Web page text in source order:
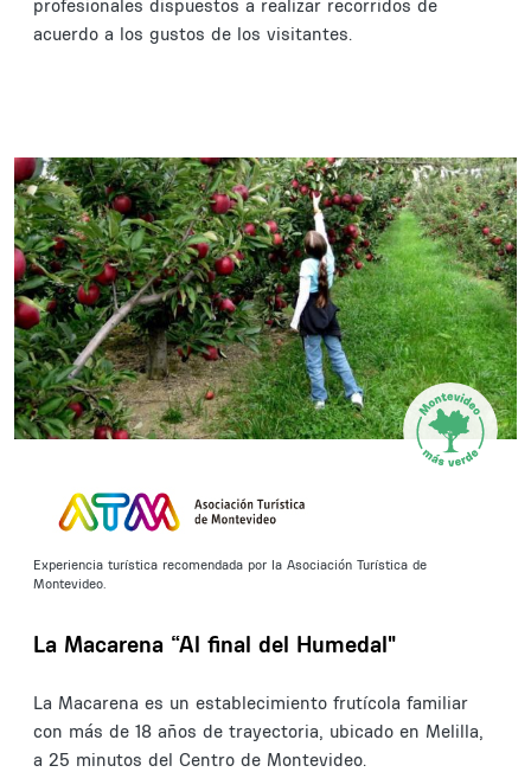
profesionales dispuestos a realizar recorridos de
acuerdo a los gustos de los visitantes.
Experiencia turística recomendada por la Asociación Turística de
Montevideo.
La Macarena “Al final del Humedal"
La Macarena es un establecimiento frutícola familiar
con más de 18 años de trayectoria, ubicado en Melilla,
a 25 minutos del Centro de Montevideo.